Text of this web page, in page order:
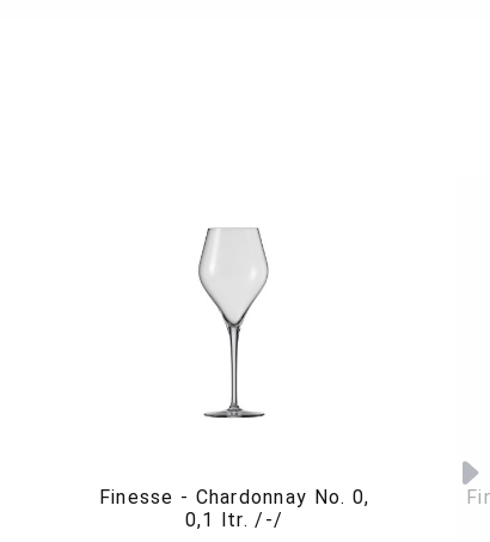
Finesse - Chardonnay No. 0,
0,1 ltr. /-/